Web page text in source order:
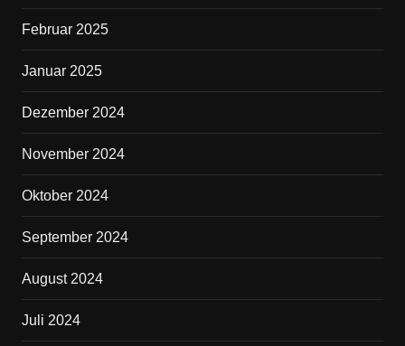
Februar 2025
Januar 2025
Dezember 2024
November 2024
Oktober 2024
September 2024
August 2024
Juli 2024